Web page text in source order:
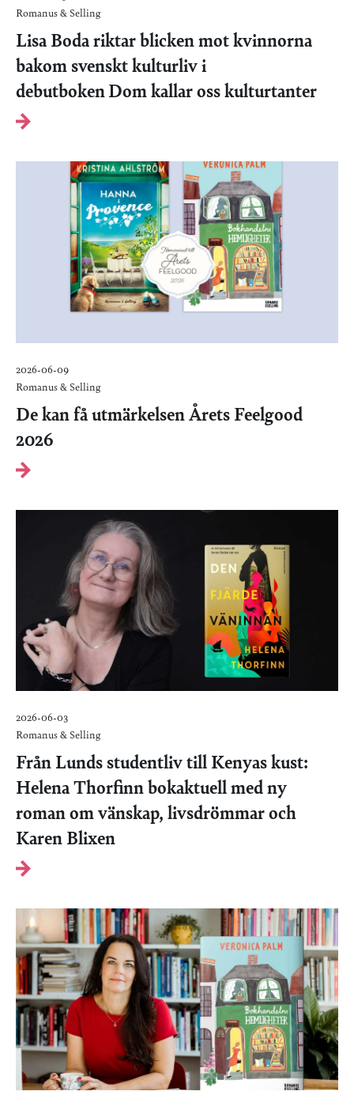
Romanus & Selling
Lisa Boda riktar blicken mot kvinnorna
bakom svenskt kulturliv i
debutboken Dom kallar oss kulturtanter
2026-06-09
Romanus & Selling
De kan få utmärkelsen Årets Feelgood
2026
2026-06-03
Romanus & Selling
Från Lunds studentliv till Kenyas kust:
Helena Thorfinn bokaktuell med ny
roman om vänskap, livsdrömmar och
Karen Blixen